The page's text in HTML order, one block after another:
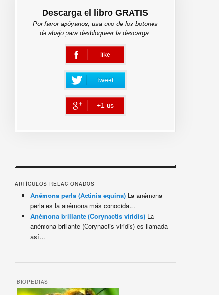
Descarga el libro GRATIS
Por favor apóyanos, usa uno de los botones
de abajo para desbloquear la descarga.
like
error
tweet
+1 us
error
ARTÍCULOS RELACIONADOS
Anémona perla (Actinia equina) La anémona
perla es la anémona más conocida…
Anémona brillante (Corynactis viridis) La
anémona brillante (Corynactis viridis) es llamada
así…
BIOPEDIAS